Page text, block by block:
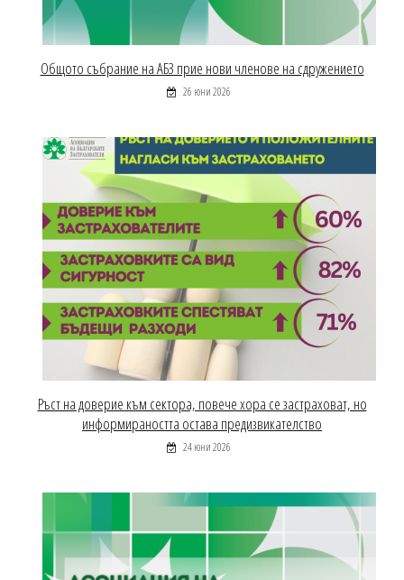
Общото събрание на АБЗ прие нови членове на сдружението
26 юни 2026
Ръст на доверие към сектора, повече хора се застраховат, но
информираността остава предизвикателство
24 юни 2026